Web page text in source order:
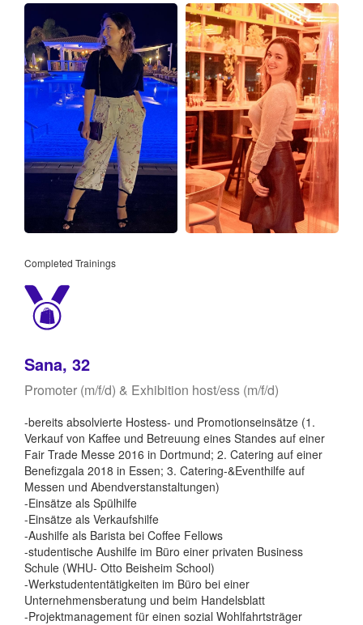
Completed Trainings
Sana, 32
Promoter (m/f/d) & Exhibition host/ess (m/f/d)
-bereits absolvierte Hostess- und Promotionseinsätze (1.
Verkauf von Kaffee und Betreuung eines Standes auf einer
Fair Trade Messe 2016 in Dortmund; 2. Catering auf einer
Benefizgala 2018 in Essen; 3. Catering-&Eventhilfe auf
Messen und Abendverstanstaltungen)
-Einsätze als Spülhilfe
-Einsätze als Verkaufshilfe
-Aushilfe als Barista bei Coffee Fellows
-studentische Aushilfe im Büro einer privaten Business
Schule (WHU- Otto Beisheim School)
-Werkstudententätigkeiten im Büro bei einer
Unternehmensberatung und beim Handelsblatt
-Projektmanagement für einen sozial Wohlfahrtsträger